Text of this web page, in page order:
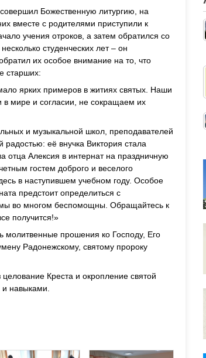
Божественную литургию, на
вместе с родителями приступили к
учения отроков, а затем обратился со
студенческих лет – он
их особое внимание на то, что
старших:
ярких примеров в житиях святых. Наши
мире и согласии, не сокращаем их
и музыкальной школ, преподавателей
её внучка Виктория стала
отца Алексия в интернат на праздничную
гостем доброго и веселого
в наступившем учебном году. Особое
предстоит определиться с
во многом беспомощны. Обращайтесь к
получится!»
молитвенные прошения ко Господу, Его
Радонежскому, святому пророку
Креста и окропление святой
навыками.